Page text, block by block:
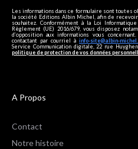
Les informations dans ce formulaire sont
la société Editions Albin Michel, afin de
souhaitez. Conformément à la Loi
Règlement (UE) 2016/679, vous disposez
d’opposition aux informations vous
contactant par courriel à info-site@albin-
Service Communication digitale, 22 rue
politique de protection de vos données
A Propos
Contact
Notre histoire